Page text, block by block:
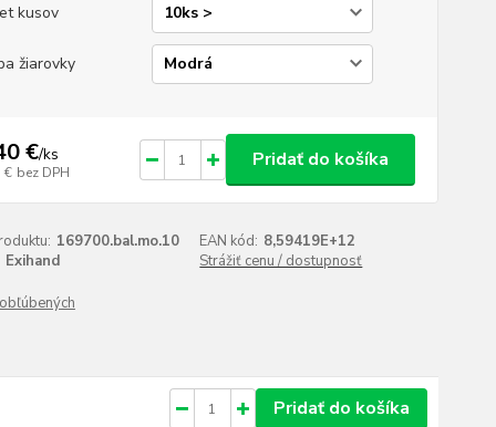
kusov
žiarovky
€/ks
€ bez DPH
Pridať do košíka
169700.bal.mo.10 EAN kód: 8,59419E+12
Exihand
Strážiť cenu / dostupnosť
Pridať do košíka